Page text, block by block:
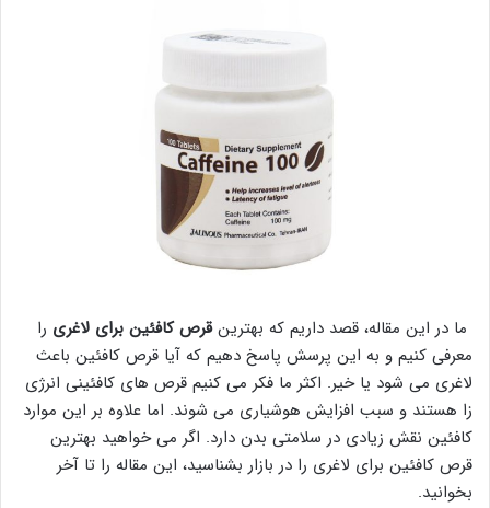
ما در این مقاله، قصد داریم که بهترینقرص کافئین برای لاغری را
معرفی کنیم و به این پرسش پاسخ دهیم که آیا قرص کافئین باعث
لاغری می شود یا خیر. اکثر ما فکر می کنیم قرص های کافئینی انرژی
زا هستند و سبب افزایش هوشیاری می شوند. اما علاوه بر این موارد
کافئین نقش زیادی در سلامتی بدن دارد. اگر می خواهید بهترین
قرص کافئین برای لاغری را در بازار بشناسید، این مقاله را تا آخر
بخوانید.